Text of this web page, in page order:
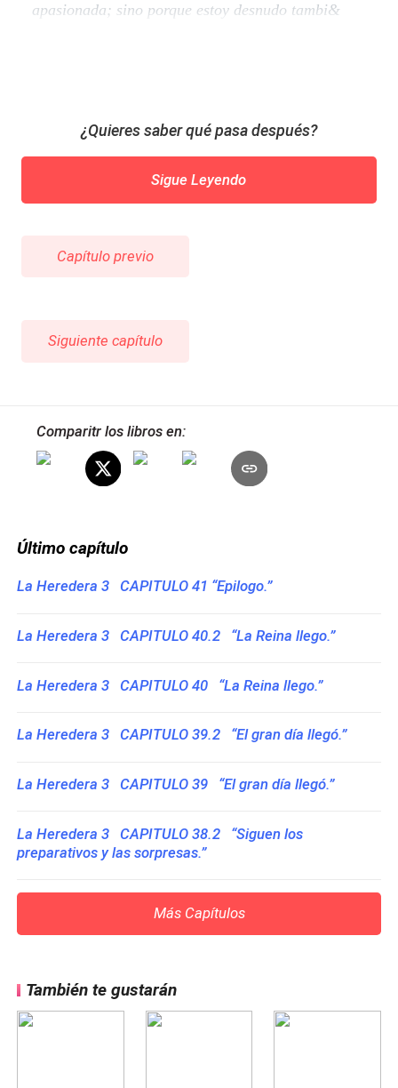
apasionada; sino porque estoy desnudo tambi&
¿Quieres saber qué pasa después?
Sigue Leyendo
Capítulo previo
Siguiente capítulo
Comparitr los libros en:
Último capítulo
La Heredera 3 CAPITULO 41 “Epilogo.”
La Heredera 3 CAPITULO 40.2 “La Reina llego.”
La Heredera 3 CAPITULO 40 “La Reina llego.”
La Heredera 3 CAPITULO 39.2 “El gran día llegó.”
La Heredera 3 CAPITULO 39 “El gran día llegó.”
La Heredera 3 CAPITULO 38.2 “Siguen los
preparativos y las sorpresas.”
Más Capítulos
También te gustarán